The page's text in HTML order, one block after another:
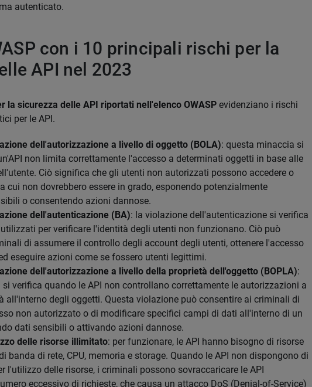
autenticato.
con i 10 principali rischi per la
API nel 2023
la sicurezza delle API riportati nell'elenco OWASP evidenziano i rischi
per le API.
dell'autorizzazione a livello di oggetto (BOLA): questa minaccia si
non limita correttamente l'accesso a determinati oggetti in base alle
Ciò significa che gli utenti non autorizzati possono accedere o
cui non dovrebbero essere in grado, esponendo potenzialmente
o consentendo azioni dannose.
dell'autenticazione (BA): la violazione dell'autenticazione si verifica
per verificare l'identità degli utenti non funzionano. Ciò può
di assumere il controllo degli account degli utenti, ottenere l'accesso
eseguire azioni come se fossero utenti legittimi.
dell'autorizzazione a livello della proprietà dell'oggetto (BOPLA):
verifica quando le API non controllano correttamente le autorizzazioni a
all'interno degli oggetti. Questa violazione può consentire ai criminali di
non autorizzato o di modificare specifici campi di dati all'interno di un
dati sensibili o attivando azioni dannose.
delle risorse illimitato: per funzionare, le API hanno bisogno di risorse
banda di rete, CPU, memoria e storage. Quando le API non dispongono di
l'utilizzo delle risorse, i criminali possono sovraccaricare le API
eccessivo di richieste, che causa un attacco DoS (Denial-of-Service)